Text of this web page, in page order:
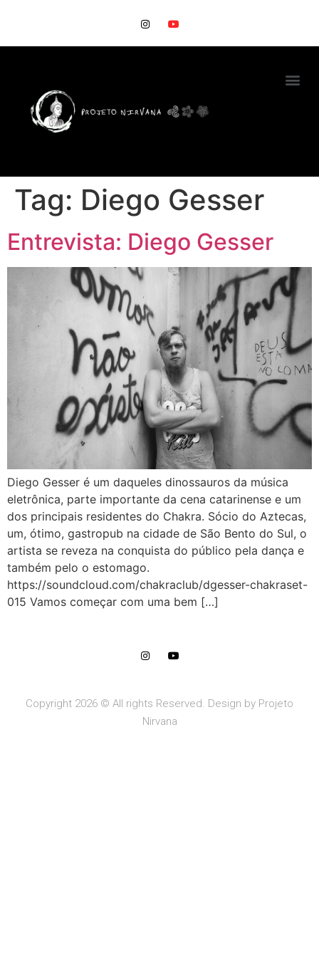
Tag: Diego Gesser
Entrevista: Diego Gesser
Diego Gesser é um daqueles dinossauros da música
eletrônica, parte importante da cena catarinense e um
dos principais residentes do Chakra. Sócio do Aztecas,
um, ótimo, gastropub na cidade de São Bento do Sul, o
artista se reveza na conquista do público pela dança e
também pelo o estomago.
https://soundcloud.com/chakraclub/dgesser-chakraset-
015 Vamos começar com uma bem […]
Copyright 2026 © All rights Reserved. Design by Projeto
Nirvana